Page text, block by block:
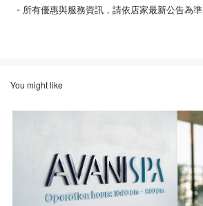
- 所有優惠與服務資訊，請依店家最新公告為準
You might like